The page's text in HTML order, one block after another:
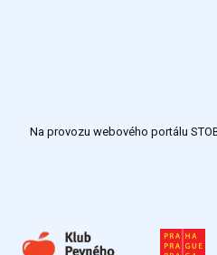
Na provozu webového portálu